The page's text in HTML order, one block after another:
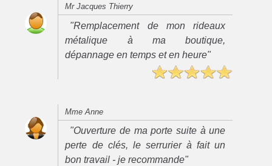
Mr Jacques Thierry
"Remplacement de mon rideaux
métalique à ma boutique,
dépannage en temps et en heure"
Mme Anne
"Ouverture de ma porte suite à une
perte de clés, le serrurier à fait un
bon travail - je recommande"